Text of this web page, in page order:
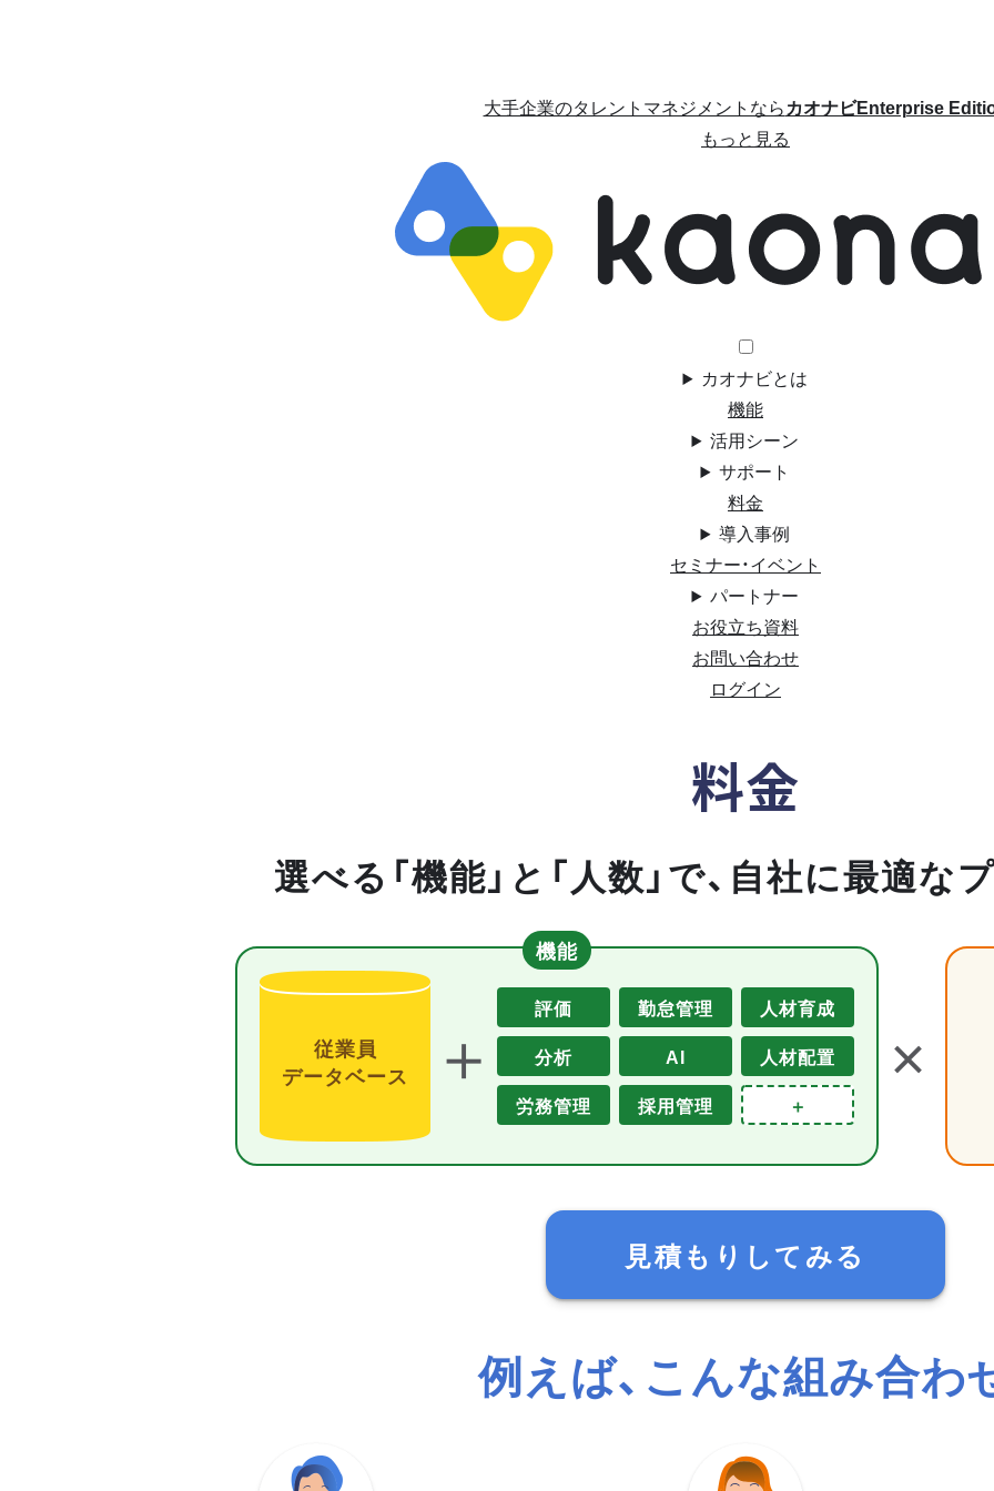
大手企業のタレントマネジメントならカオナビEnterprise
もっと見る
カオナビとは
機能
活用シーン
サポート
料金
導入事例
セミナー・イベント
パートナー
お役立ち資料
お問い合わせ
ログイン
料金
選べる「機能」と「人数」で、自社に最適な
機能
従業員
データベース
＋
評価 勤怠管理
人材育成
分析
AI
人材配置
労務管理
採用管理 ＋ ＋
見積もりしてみる
例えば、こんな組み合わ